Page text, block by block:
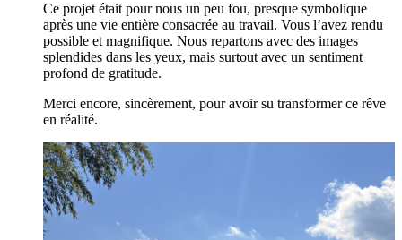
Ce projet était pour nous un peu fou, presque symbolique
après une vie entière consacrée au travail. Vous l’avez rendu
possible et magnifique. Nous repartons avec des images
splendides dans les yeux, mais surtout avec un sentiment
profond de gratitude.
Merci encore, sincèrement, pour avoir su transformer ce rêve
en réalité.